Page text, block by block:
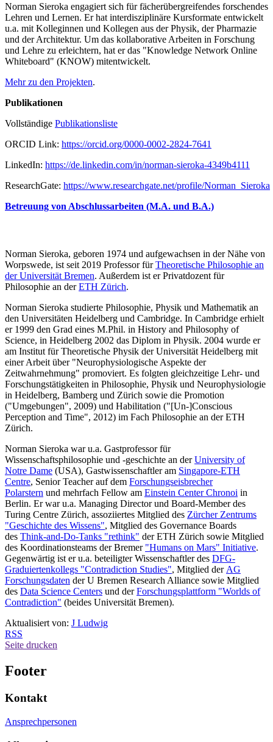
Norman Sieroka engagiert sich für fächerübergreifendes forschendes
Lehren und Lernen. Er hat interdisziplinäre Kursformate entwickelt
u.a. mit Kolleginnen und Kollegen aus der Physik, der Pharmazie
und der Architektur. Um das kollaborative Arbeiten in Forschung
und Lehre zu erleichtern, hat er das "Knowledge Network Online
Whiteboard" (KNOW) mitentwickelt.
Mehr zu den Projekten.
Publikationen
Vollständige Publikationsliste
ORCID Link: https://orcid.org/0000-0002-2824-7641
LinkedIn: https://de.linkedin.com/in/norman-sieroka-4349b4111
ResearchGate: https://www.researchgate.net/profile/Norman_Sieroka
Betreuung von Abschlussarbeiten (M.A. und B.A.)
Norman Sieroka, geboren 1974 und aufgewachsen in der Nähe von
Worpswede, ist seit 2019 Professor fürTheoretische Philosophie an
der Universität Bremen. Außerdem ist er Privatdozent für
Philosophie an derETH Zürich.
Norman Sieroka studierte Philosophie, Physik und Mathematik an
den Universitäten Heidelberg und Cambridge. In Cambridge erhielt
er 1999 den Grad eines M.Phil. in History and Philosophy of
Science, in Heidelberg 2002 das Diplom in Physik. 2004 wurde er
am Institut für Theoretische Physik der Universität Heidelberg mit
einer Arbeit über "Neurophysiologische Aspekte der
Zeitwahrnehmung" promoviert. Es folgten gleichzeitige Lehr- und
Forschungstätigkeiten in Philosophie, Physik und Neurophysiologie
in Heidelberg, Bamberg und Zürich sowie die Promotion
("Umgebungen", 2009) und Habilitation ("[Un-]Conscious
Perception and Time", 2012) im Fach Philosophie an der ETH
Zürich.
Norman Sieroka war u.a. Gastprofessor für
Wissenschaftsphilosophie und -geschichte an derUniversity of
Notre Dame (USA), Gastwissenschaftler am Singapore-ETH
Centre, Senior Teacher auf dem Forschungseisbrecher
Polarstern und mehrfach Fellow am Einstein Center Chronoi in
Berlin. Er war u.a. Managing Director und Board-Member des
Turing Centre Zürich, assoziiertes Mitglied des Zürcher Zentrums
"Geschichte des Wissens", Mitglied des Governance Boards
des Think-and-Do-Tanks "rethink" der ETH Zürich sowie Mitglied
des Koordinationsteams der Bremer "Humans on Mars" Initiative.
Gegenwärtig ist er u.a. beteiligter Wissenschaftler des DFG-
Graduiertenkollegs "Contradiction Studies", Mitglied derAG
Forschungsdaten der U Bremen Research Alliance sowie Mitglied
des Data Science Centers und derForschungsplattform "Worlds of
Contradiction" (beides Universität Bremen).
Aktualisiert von: J Ludwig
RSS
Seite drucken
Footer
Kontakt
Ansprechpersonen